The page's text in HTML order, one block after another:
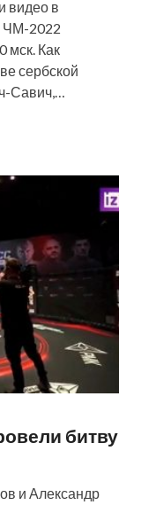
видео в
ЧМ-2022
мск. Как
сербской
Савич,…
битву
и Александр